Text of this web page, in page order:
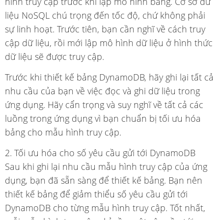
liệu NoSQL chú trọng đến tốc độ, chứ không phải
sự linh hoạt. Trước tiên, bạn cần nghĩ về cách truy
cập dữ liệu, rồi mới lập mô hình dữ liệu ở hình thức
dữ liệu sẽ được truy cập.
Trước khi thiết kế bảng DynamoDB, hãy ghi lại tất cả
nhu cầu của bạn về việc đọc và ghi dữ liệu trong
ứng dụng. Hãy cẩn trọng và suy nghĩ về tất cả các
luồng trong ứng dụng vì bạn chuẩn bị tối ưu hóa
bảng cho mẫu hình truy cập.
2. Tối ưu hóa cho số yêu cầu gửi tới DynamoDB
Sau khi ghi lại nhu cầu mẫu hình truy cập của ứng
dụng, bạn đã sẵn sàng để thiết kế bảng. Bạn nên
thiết kế bảng để giảm thiểu số yêu cầu gửi tới
DynamoDB cho từng mẫu hình truy cập. Tốt nhất,